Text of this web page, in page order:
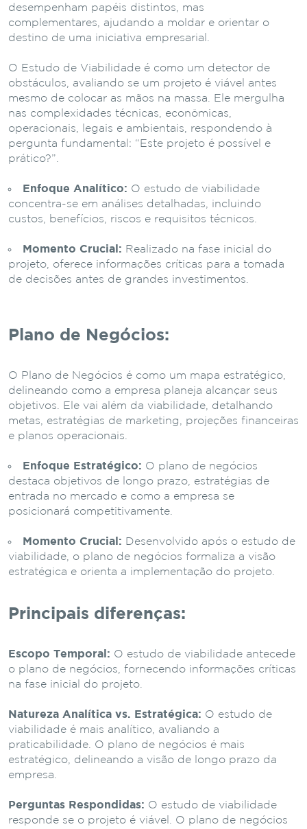
desempenham papéis distintos, mas
complementares, ajudando a moldar e orientar o
destino de uma iniciativa empresarial.
O Estudo de Viabilidade é como um detector de
obstáculos, avaliando se um projeto é viável antes
mesmo de colocar as mãos na massa. Ele mergulha
nas complexidades técnicas, econômicas,
operacionais, legais e ambientais, respondendo à
pergunta fundamental: “Este projeto é possível e
prático?”.
Enfoque Analítico: O estudo de viabilidade
concentra-se em análises detalhadas, incluindo
custos, benefícios, riscos e requisitos técnicos.
Momento Crucial: Realizado na fase inicial do
projeto, oferece informações críticas para a tomada
de decisões antes de grandes investimentos.
Plano de Negócios:
O Plano de Negócios é como um mapa estratégico,
delineando como a empresa planeja alcançar seus
objetivos. Ele vai além da viabilidade, detalhando
metas, estratégias de marketing, projeções financeiras
e planos operacionais.
Enfoque Estratégico: O plano de negócios
destaca objetivos de longo prazo, estratégias de
entrada no mercado e como a empresa se
posicionará competitivamente.
Momento Crucial: Desenvolvido após o estudo de
viabilidade, o plano de negócios formaliza a visão
estratégica e orienta a implementação do projeto.
Principais diferenças:
Escopo Temporal: O estudo de viabilidade antecede
o plano de negócios, fornecendo informações críticas
na fase inicial do projeto.
Natureza Analítica vs. Estratégica: O estudo de
viabilidade é mais analítico, avaliando a
praticabilidade. O plano de negócios é mais
estratégico, delineando a visão de longo prazo da
empresa.
Perguntas Respondidas: O estudo de viabilidade
responde se o projeto é viável. O plano de negócios